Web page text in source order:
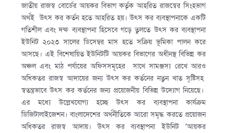
জাতীয় রাজস্ব বোর্ডের আয়কর বিভাগ কর্তৃক আহরিত রাজস্বের সিংহভাগ
অর্থই উৎস কর কর্তন হতে আহরিত হয়। উৎস কর ব্যবস্থাপনাকে একটি
গতিশীল এবং দক্ষ ব্যবস্থাপনা হিসেবে গড়ে তুলতে উৎস কর ব্যবস্থাপনা
ইউনিট ২০২৩ সালের ডিসেম্বর মাস হতে সক্রিয় ভূমিকা পালন করে
আসছে। এই বিশেষায়িত ইউনিটটি আয়কর বিভাগের অধীনস্থ বিভিন্ন কর
অঞ্চল এবং মাঠ পর্যায়ের অফিসসমূহের সাথে সামঞ্জস্য রেখে আরও
অধিকতর রাজস্ব আদায়ের জন্য উৎস কর কর্তনের নতুন খাত সৃষ্টিসহ
স্বতন্ত্রভাবে উৎস কর কর্তনের জন্য প্রয়োজনীয় বিভিন্ন উদ্যোগ নিয়েছে।
এর মধ্যে উল্লেখযোগ্য হচ্ছে উৎস কর ব্যবস্থাপনা কার্যক্রম
ডিজিটালাইজেশন। বাংলাদেশের অর্থনীতিকে আরো সমৃদ্ধ করতে প্রয়োজন
অধিকতর রাজস্ব আদায়। উৎস কর ব্যবস্থাপনা ইউনিট ‘আয়কর